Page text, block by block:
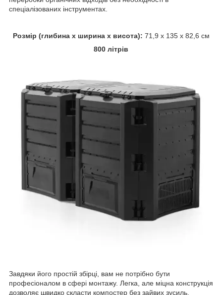
спеціалізованих інструментах.
Розмір (глибина х ширина х висота): 71,9 х 135 х 82,6 см
800 літрів
Завдяки його простій збірці, вам не потрібно бути
професіоналом в сфері монтажу. Легка, але міцна конструкція
дозволяє швидко скласти компостер без зайвих зусиль.